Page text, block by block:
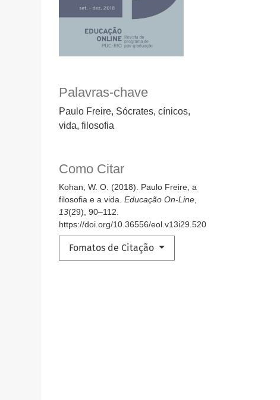
Palavras-chave
Paulo Freire, Sócrates, cínicos,
vida, filosofia
Como Citar
Kohan, W. O. (2018). Paulo Freire, a
filosofia e a vida. Educação On-Line
13(29), 90–112.
https://doi.org/10.36556/eol.v13i29.520
Fomatos de Citação